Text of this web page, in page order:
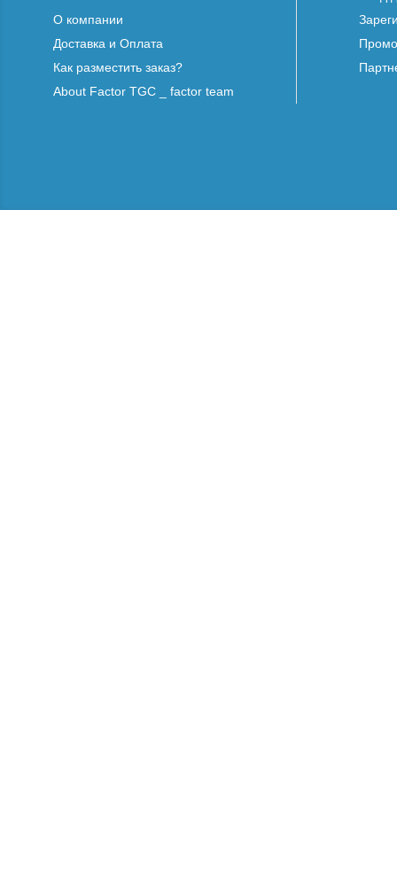
О компании
Доставка и Оплата
Как разместить заказ?
About Factor TGC _ factor team